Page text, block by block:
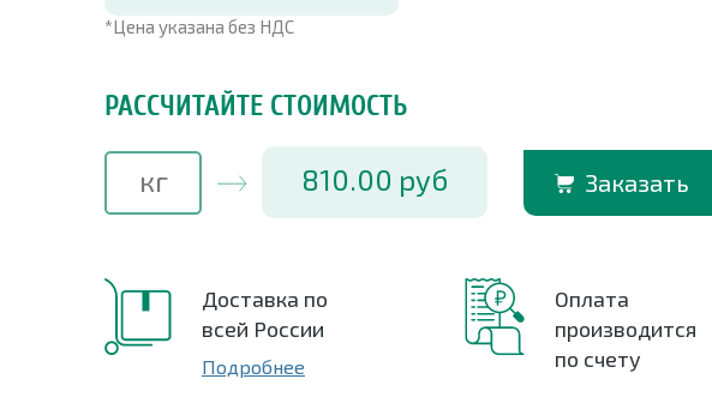
*Цена указана без НДС
РАССЧИТАЙТЕ СТОИМОСТЬ
810.00 руб Заказать
Доставка по
всей России
Подробнее
Оплата
производится
по счету